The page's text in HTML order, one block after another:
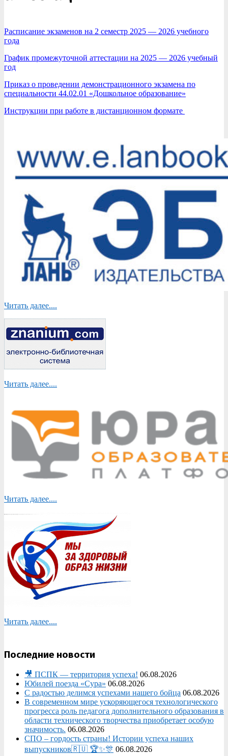
Расписание экзаменов на 2 семестр 2025 — 2026 учебного
года
График промежуточной аттестации на 2025 — 2026 учебный
год
Приказ о проведении демонстрационного экзамена по
специальности 44.02.01 «Дошкольное образование»
Инструкции при работе в дистанционном формате
Читать далее....
Читать далее....
Читать далее....
Читать далее....
Последние новости
🎥 ПСПК — территория успеха! 06.08.2026
Юбилей поезда «Сура» 06.08.2026
С радостью делимся успехами нашего бойца 06.08.2026
В современном мире ускоряющегося технологического
прогресса роль педагога дополнительного образования в
области технического творчества приобретает особую
значимость. 06.08.2026
СПО – гордость страны! Истории успеха наших
выпускников🇷🇺 🏆✨🎊 06.08.2026